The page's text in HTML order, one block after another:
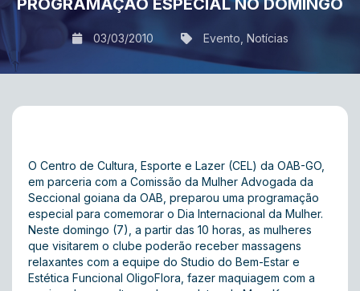
PROGRAMAÇÃO ESPECIAL NO DOMINGO
03/03/2010 Evento Notícias
O Centro de Cultura, Esporte e Lazer (CEL) da OAB-GO,
em parceria com a Comissão da Mulher Advogada da
Seccional goiana da OAB, preparou uma programação
especial para comemorar o Dia Internacional da Mulher.
Neste domingo (7), a partir das 10 horas, as mulheres
que visitarem o clube poderão receber massagens
relaxantes com a equipe do Studio do Bem-Estar e
Estética Funcional OligoFlora, fazer maquiagem com a